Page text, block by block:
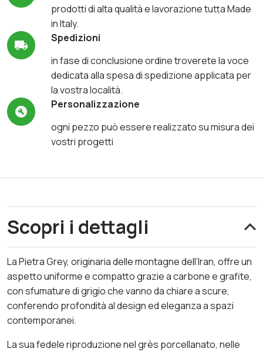
prodotti di alta qualità e lavorazione tutta Made
in Italy.
Spedizioni
in fase di conclusione ordine troverete la voce
dedicata alla spesa di spedizione applicata per
la vostra località.
Personalizzazione
ogni pezzo può essere realizzato su misura dei
vostri progetti
Scopri i dettagli
La Pietra Grey, originaria delle montagne dell’Iran, offre un
aspetto uniforme e compatto grazie a carbone e grafite,
con sfumature di grigio che vanno da chiare a scure,
conferendo profondità al design ed eleganza a spazi
contemporanei.
La sua fedele riproduzione nel grès porcellanato, nelle